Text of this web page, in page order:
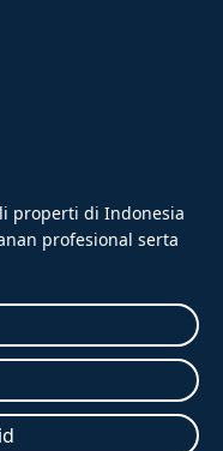
properti di Indonesia
profesional serta